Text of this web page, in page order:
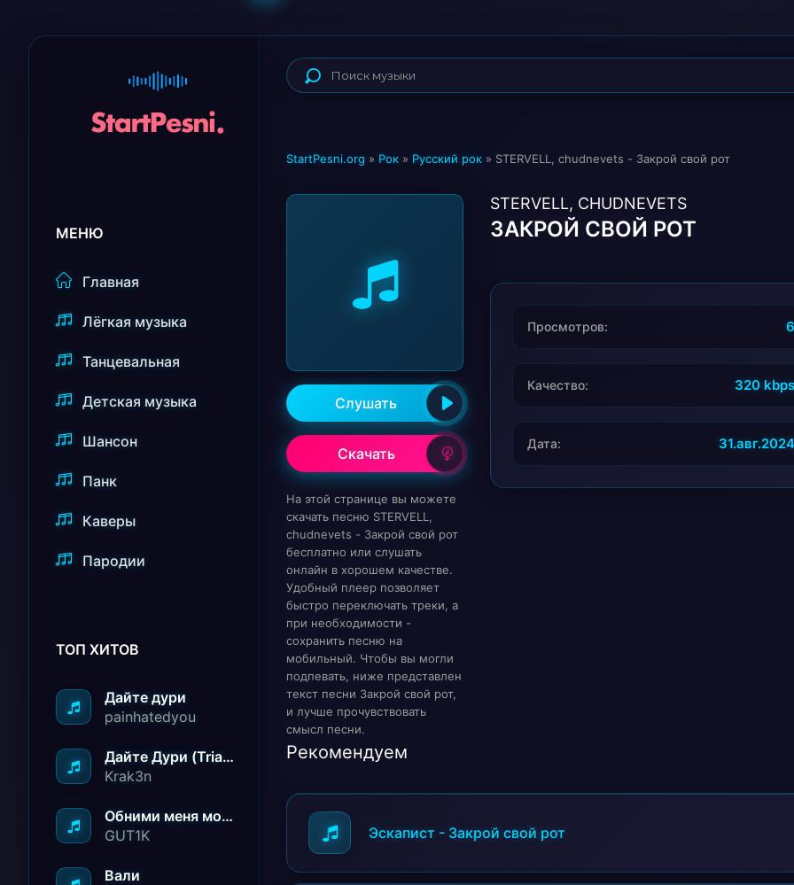
МЕНЮ
Главная
Лёгкая музыка
Танцевальная
Детская музыка
Шансон
Панк
Каверы
Пародии
ТОП ХИТОВ
Дайте дури
painhatedyou
Дайте Дури (Triad Remix)
Krak3n
Обними меня молча ничего не говори
GUT1K
Вали
StartPesni.org » Рок » Русский рок » STERVELL, chudnevets - Закрой свой рот
Слушать
Скачать
На этой странице вы можете
скачать песню STERVELL,
chudnevets - Закрой свой рот
бесплатно или слушать
онлайн в хорошем качестве.
Удобный плеер позволяет
быстро переключать треки, а
при необходимости -
сохранить песню на
мобильный. Чтобы вы могли
подпевать, ниже представлен
текст песни Закрой свой рот,
и лучше прочувствовать
смысл песни.
STERVELL, CHUDNEVETS
ЗАКРОЙ СВОЙ РОТ
Просмотров: 6
Качество: 320 kbps
Дата: 31.авг.2024
Рекомендуем
Эскапист - Закрой свой рот